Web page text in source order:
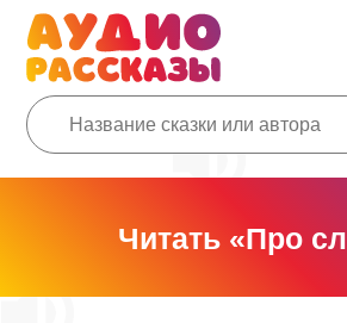
Читать «Про